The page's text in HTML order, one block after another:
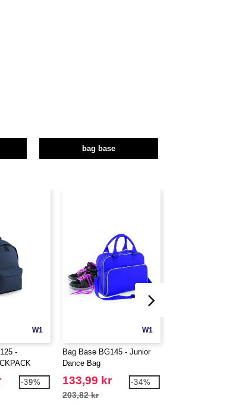
bag base
W1
-
-39%
W1
Bag Base BG145 - Junior
Dance Bag
133,99 kr
203,82 kr
-34%